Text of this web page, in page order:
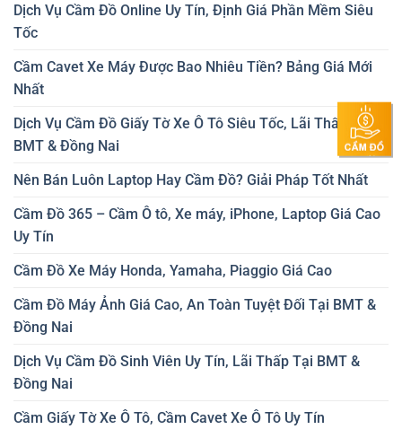
Dịch Vụ Cầm Đồ Online Uy Tín, Định Giá Phần Mềm Siêu
Tốc
Cầm Cavet Xe Máy Được Bao Nhiêu Tiền? Bảng Giá Mới
Nhất
Dịch Vụ Cầm Đồ Giấy Tờ Xe Ô Tô Siêu Tốc, Lãi Thấp Tại
BMT & Đồng Nai
Nên Bán Luôn Laptop Hay Cầm Đồ? Giải Pháp Tốt Nhất
Cầm Đồ 365 – Cầm Ô tô, Xe máy, iPhone, Laptop Giá Cao
Uy Tín
Cầm Đồ Xe Máy Honda, Yamaha, Piaggio Giá Cao
Cầm Đồ Máy Ảnh Giá Cao, An Toàn Tuyệt Đối Tại BMT &
Đồng Nai
Dịch Vụ Cầm Đồ Sinh Viên Uy Tín, Lãi Thấp Tại BMT &
Đồng Nai
Cầm Giấy Tờ Xe Ô Tô, Cầm Cavet Xe Ô Tô Uy Tín